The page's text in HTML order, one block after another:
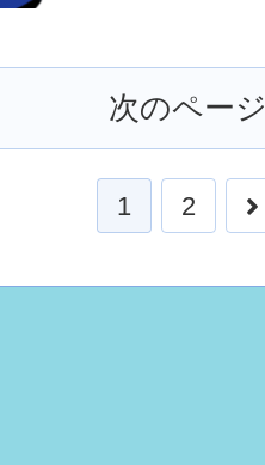
次のページ
1 2